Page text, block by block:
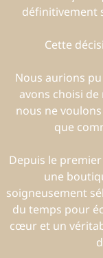
définitivement
Cette
Nous aurions
avons choisi
nous ne
que
Depuis le
une
soigneusement
du temps pour
cœur et un